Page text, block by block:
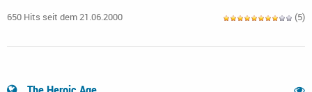
650 Hits seit dem 21.06.2000 (5)